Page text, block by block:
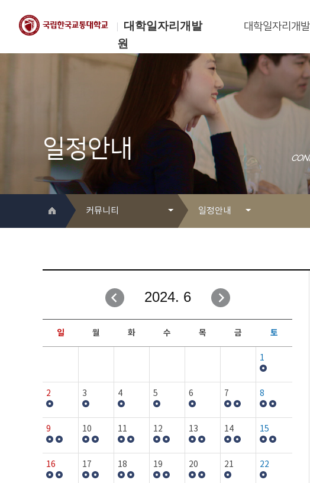
대학일자리개발
원
한국교통대학교
대학일자리개발원
대학일자리개
일정안내
커뮤니티
취업성공지원과
창업지원·교육센터
현장실습/IPP사업단
커뮤니티
일정안내
자유게시판
일정안내
보도자료
행사갤러리
2024. 6
일 월 화 수 목 금 토
1
2 3 4 5 6 7 8
9 10 11 12 13 14 15
16 17 18 19 20 21 22